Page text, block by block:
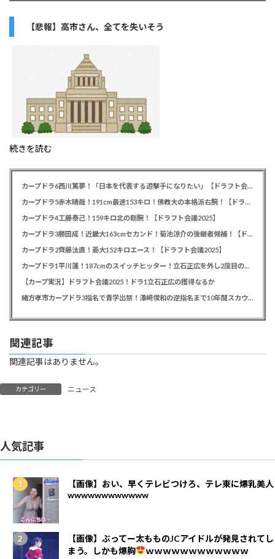
【悲報】高市さん、全てを失いそう
続きを読む
カープドラ6西川篤夢！「日本を代表する遊撃手になりたい」【ドラフト会議2025】
カープドラ5赤木晴哉！191cm最速153キロ！佛教大の本格派右腕！【ドラフト会議2025】
カープドラ4工藤泰己！159キロ北の剛腕！【ドラフト会議2025】
カープドラ3勝田成！近畿大163cmセカンド！菊池涼介の後継者候補！【ドラフト会議2025】
カープドラ2齊藤汰直！亜大152キロエース！【ドラフト会議2025】
カープドラ1平川蓮！187cmのスイッチヒッター！立石正広を外し2度目の重複も新井監督がクジを引き当てる！【ドラフト会議2025】
【カープ実況】ドラフト会議2025！ドラ1立石正広の獲得なるか
緒方孝市カープドラ3指名で青学出禁！澤﨑俊和の逆指名まで10年間スカウト出禁
関連記事
関連記事はありません。
カテゴリー ニュース
人気記事
【画像】おい、早くテレビつけろ、テレ東に爆乳美人
wwwwwwwwwwww
【画像】ぶってー太もものJCアイドルが発見されてし
まう。しかも爆胸
ｗｗｗｗｗｗｗｗｗｗｗｗ